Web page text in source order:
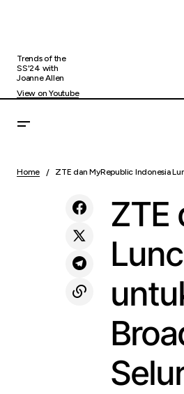
Trends of the
SS'24 with
Joanne Allen
View on Youtube
untuk Staycation Bareng Anabul
Home ZTE dan MyRepublic Indonesia
ZTE